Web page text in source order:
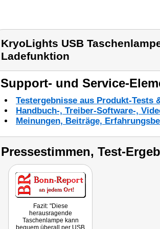
KryoLights USB
Ladefunktion
Support- und Service-
Testergebnisse aus Produkt-Tests
Handbuch-, Treiber-Software-,
Meinungen, Beiträge,
Pressestimmen, Test-
Fazit: "Diese
herausragende
Taschenlampe kann
bequem überall per USB